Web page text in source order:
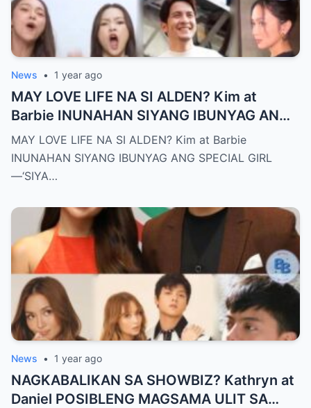
News • 1 year ago
MAY LOVE LIFE NA SI ALDEN? Kim at
Barbie INUNAHAN SIYANG IBUNYAG ANG
SPECIAL GIRL—‘SIYA ANG TUNAY NA
INIINGATAN NIYA!’
MAY LOVE LIFE NA SI ALDEN? Kim at Barbie
INUNAHAN SIYANG IBUNYAG ANG SPECIAL GIRL
—‘SIYA…
News • 1 year ago
NAGKABALIKAN SA SHOWBIZ? Kathryn at
Daniel POSIBLENG MAGSAMA ULIT SA